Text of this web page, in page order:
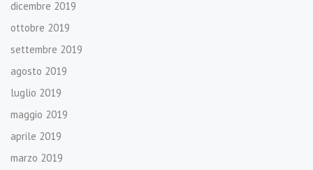
dicembre 2019
ottobre 2019
settembre 2019
agosto 2019
luglio 2019
maggio 2019
aprile 2019
marzo 2019